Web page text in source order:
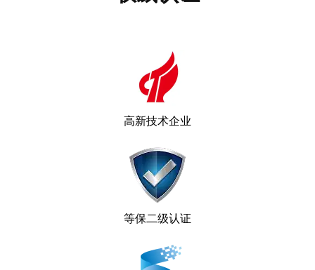
高新技术企业
等保二级认证